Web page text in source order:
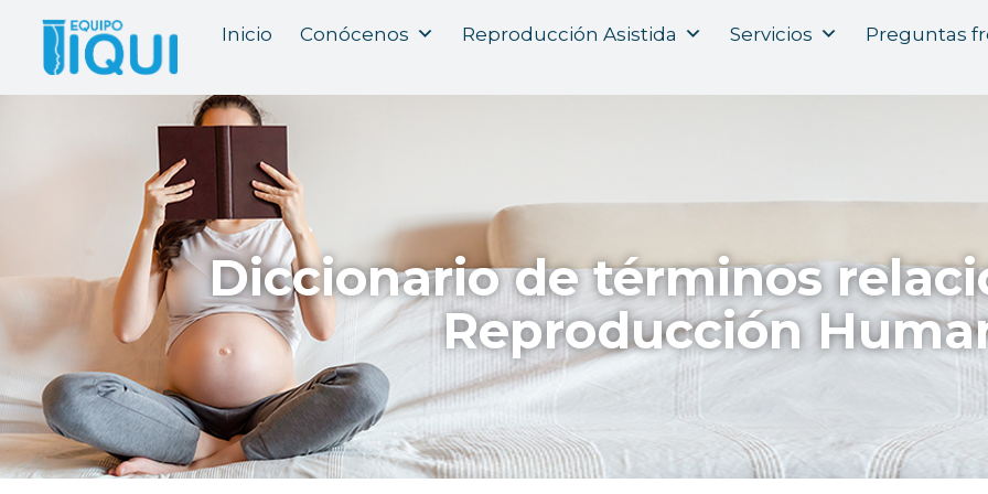
Inicio Conócenos Reproducción Asistida Servicios Preguntas
Diccionario de términos
Reproducción